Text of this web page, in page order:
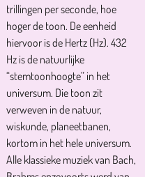
trillingen per seconde, hoe
hoger de toon. De eenheid
hiervoor is de Hertz (Hz). 432
Hz is de natuurlijke
“stemtoonhoogte” in het
universum. Die toon zit
verweven in de natuur,
wiskunde, planeetbanen,
kortom in het hele universum.
Alle klassieke muziek van Bach,